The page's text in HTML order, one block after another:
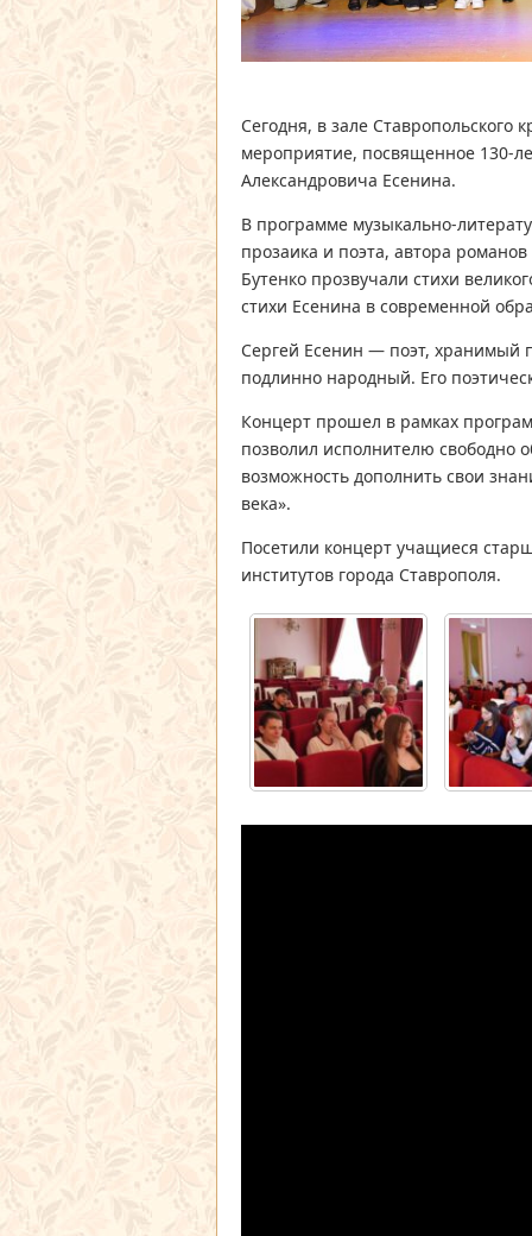
Сегодня, в зале Ставропольского
мероприятие, посвященное 130-
Александровича Есенина.
В программе музыкально-
прозаика и поэта, автора
Бутенко прозвучали стихи
стихи Есенина в современной
Сергей Есенин — поэт,
подлинно народный. Его
Концерт прошел в рамках
позволил исполнителю свободно
возможность дополнить свои
века».
Посетили концерт учащиеся
институтов города Ставрополя.